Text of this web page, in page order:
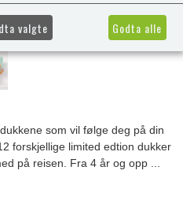
som vil følge deg på din
forskjellige limited edtion dukker
på reisen. Fra 4 år og opp ...
valgte Godta alle